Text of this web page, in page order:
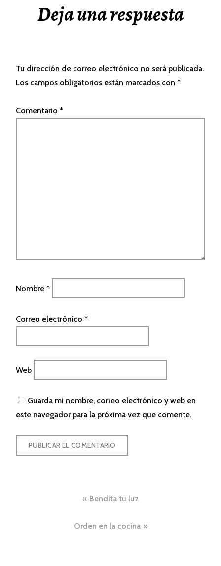
Deja una respuesta
Tu dirección de correo electrónico no será publicada.
Los campos obligatorios están marcados con *
Comentario *
Nombre *
Correo electrónico *
Web
Guarda mi nombre, correo electrónico y web en
este navegador para la próxima vez que comente.
Navegación
entradas
Bendita tu luz
Orden en la cocina